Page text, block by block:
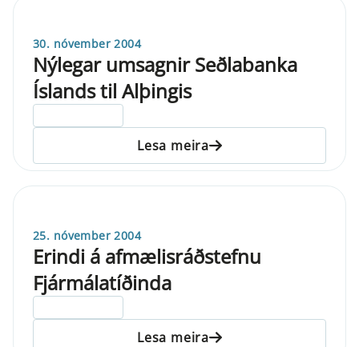
30. nóvember 2004
Nýlegar umsagnir Seðlabanka
Íslands til Alþingis
Lesa meira
25. nóvember 2004
Erindi á afmælisráðstefnu
Fjármálatíðinda
Lesa meira